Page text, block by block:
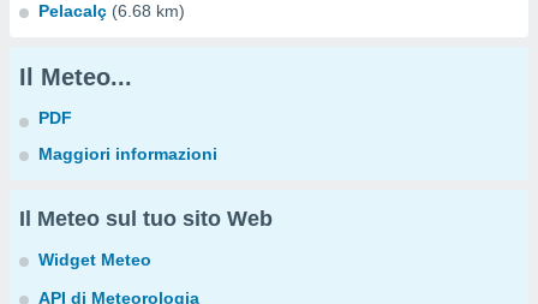
Pelacalç (6.68 km)
Il Meteo...
PDF
Maggiori informazioni
Il Meteo sul tuo sito Web
Widget Meteo
API di Meteorologia